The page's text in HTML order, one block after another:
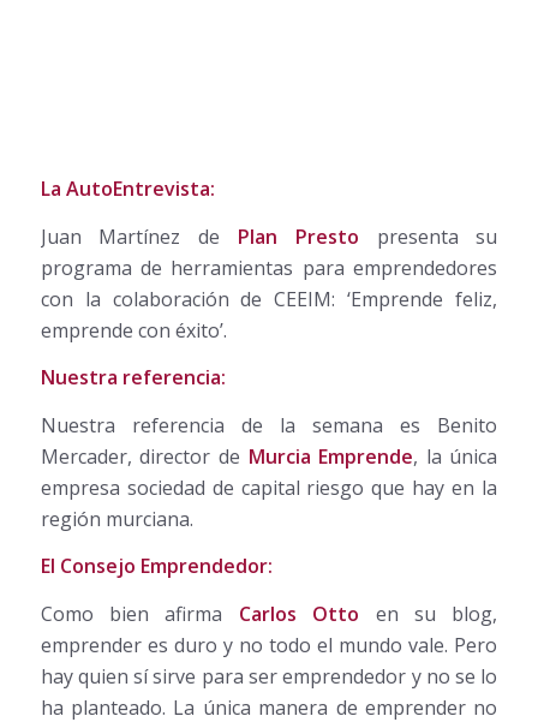
La AutoEntrevista:
Juan Martínez de Plan Presto presenta su
programa de herramientas para emprendedores
con la colaboración de CEEIM: ‘Emprende feliz,
emprende con éxito’.
Nuestra referencia:
Nuestra referencia de la semana es Benito
Mercader, director de Murcia Emprende, la única
empresa sociedad de capital riesgo que hay en la
región murciana.
El Consejo Emprendedor:
Como bien afirma Carlos Otto en su blog,
emprender es duro y no todo el mundo vale. Pero
hay quien sí sirve para ser emprendedor y no se lo
ha planteado. La única manera de emprender no